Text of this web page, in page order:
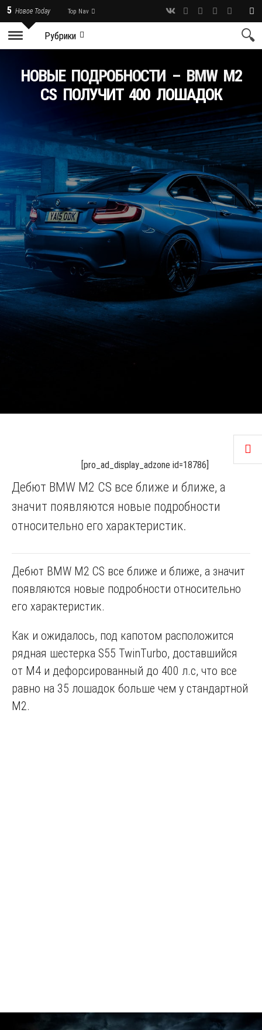
5 Новое Today Top Nav
Рубрики
НОВЫЕ ПОДРОБНОСТИ – BMW M2
CS ПОЛУЧИТ 400 ЛОШАДОК
[pro_ad_display_adzone id=18786]
Дебют BMW M2 CS все ближе и ближе, а
значит появляются новые подробности
относительно его характеристик.
Дебют BMW M2 CS все ближе и ближе, а значит
появляются новые подробности относительно
его характеристик.
Как и ожидалось, под капотом расположится
рядная шестерка S55 TwinTurbo, доставшийся
от M4 и дефорсированный до 400 л.с, что все
равно на 35 лошадок больше чем у стандартной
M2.